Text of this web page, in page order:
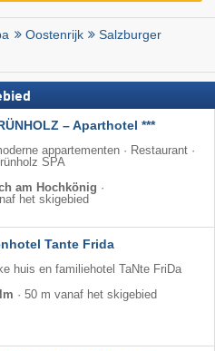
Oostenrijk
Salzburger
– Aparthotel ***
appartementen · Restaurant ·
SPA
am Hochkönig ·
het skigebied
Tante Frida
huis en familiehotel TaNte FriDa
· 50 m vanaf het skigebied